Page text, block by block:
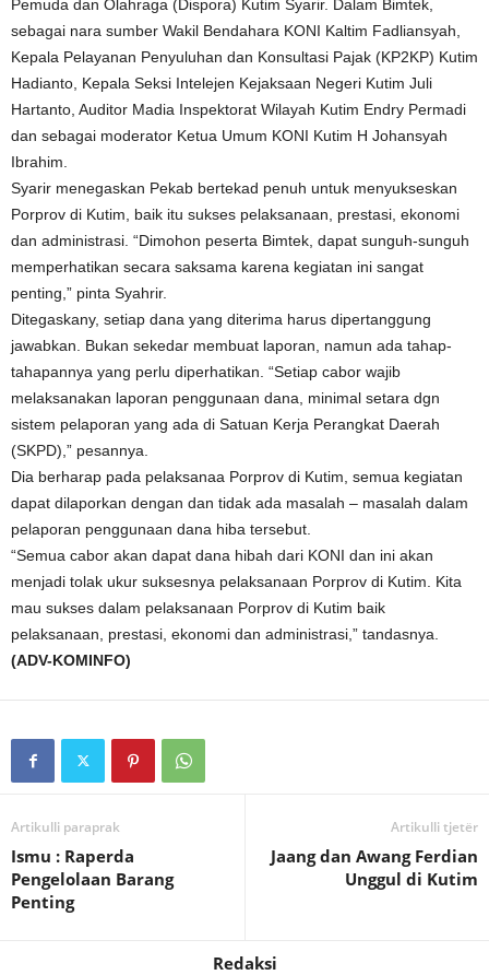
Pemuda dan Olahraga (Dispora) Kutim Syarir. Dalam Bimtek,
sebagai nara sumber Wakil Bendahara KONI Kaltim Fadliansyah,
Kepala Pelayanan Penyuluhan dan Konsultasi Pajak (KP2KP) Kutim
Hadianto, Kepala Seksi Intelejen Kejaksaan Negeri Kutim Juli
Hartanto, Auditor Madia Inspektorat Wilayah Kutim Endry Permadi
dan sebagai moderator Ketua Umum KONI Kutim H Johansyah
Ibrahim.
Syarir menegaskan Pekab bertekad penuh untuk menyukseskan
Porprov di Kutim, baik itu sukses pelaksanaan, prestasi, ekonomi
dan administrasi. “Dimohon peserta Bimtek, dapat sunguh-sunguh
memperhatikan secara saksama karena kegiatan ini sangat
penting,” pinta Syahrir.
Ditegaskany, setiap dana yang diterima harus dipertanggung
jawabkan. Bukan sekedar membuat laporan, namun ada tahap-
tahapannya yang perlu diperhatikan. “Setiap cabor wajib
melaksanakan laporan penggunaan dana, minimal setara dgn
sistem pelaporan yang ada di Satuan Kerja Perangkat Daerah
(SKPD),” pesannya.
Dia berharap pada pelaksanaa Porprov di Kutim, semua kegiatan
dapat dilaporkan dengan dan tidak ada masalah – masalah dalam
pelaporan penggunaan dana hiba tersebut.
“Semua cabor akan dapat dana hibah dari KONI dan ini akan
menjadi tolak ukur suksesnya pelaksanaan Porprov di Kutim. Kita
mau sukses dalam pelaksanaan Porprov di Kutim baik
pelaksanaan, prestasi, ekonomi dan administrasi,” tandasnya.
(ADV-KOMINFO)
Artikulli paraprak
Ismu : Raperda
Pengelolaan Barang
Penting
Artikulli tjetër
Jaang dan Awang Ferdian
Unggul di Kutim
Redaksi